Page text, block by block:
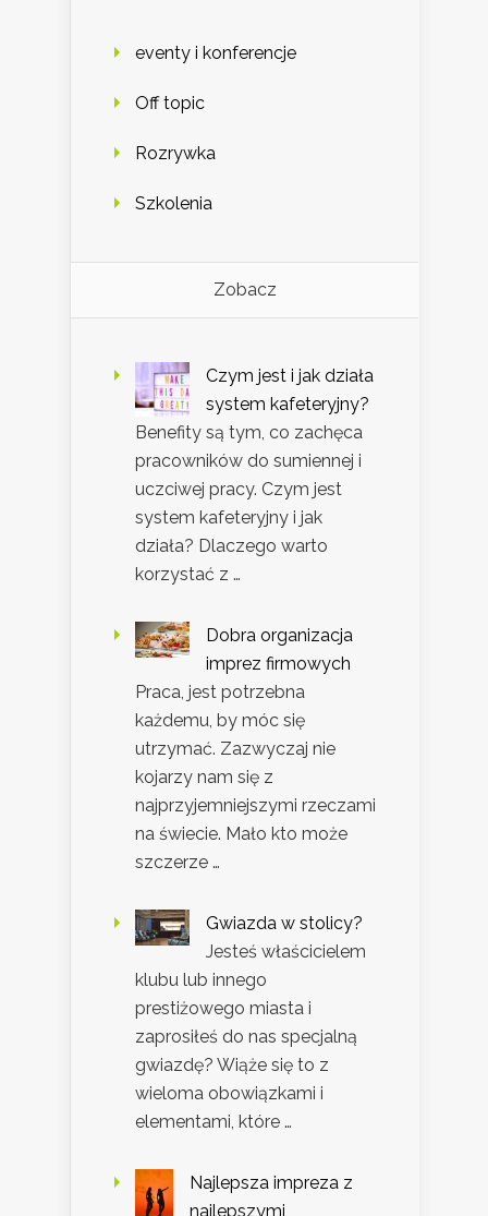
eventy i konferencje
Off topic
Rozrywka
Szkolenia
Zobacz
Czym jest i jak działa
system kafeteryjny?
Benefity są tym, co zachęca
pracowników do sumiennej i
uczciwej pracy. Czym jest
system kafeteryjny i jak
działa? Dlaczego warto
korzystać z …
Dobra organizacja
imprez firmowych
Praca, jest potrzebna
każdemu, by móc się
utrzymać. Zazwyczaj nie
kojarzy nam się z
najprzyjemniejszymi rzeczami
na świecie. Mało kto może
szczerze …
Gwiazda w stolicy?
Jesteś właścicielem
klubu lub innego
prestiżowego miasta i
zaprosiłeś do nas specjalną
gwiazdę? Wiąże się to z
wieloma obowiązkami i
elementami, które …
Najlepsza impreza z
najlepszymi